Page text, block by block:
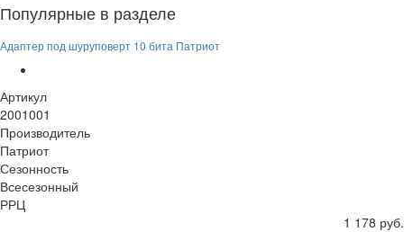
Популярные в разделе
Адаптер под шуруповерт 10 бита Патриот
Артикул
2001001
Производитель
Патриот
Сезонность
Всесезонный
РРЦ
1 178 руб.